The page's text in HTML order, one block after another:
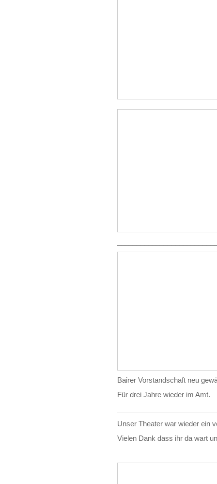
Bairer Vorstandschaft neu
Für drei Jahre wieder im Amt.
Unser Theater war wieder ein
Vielen Dank dass ihr da wart